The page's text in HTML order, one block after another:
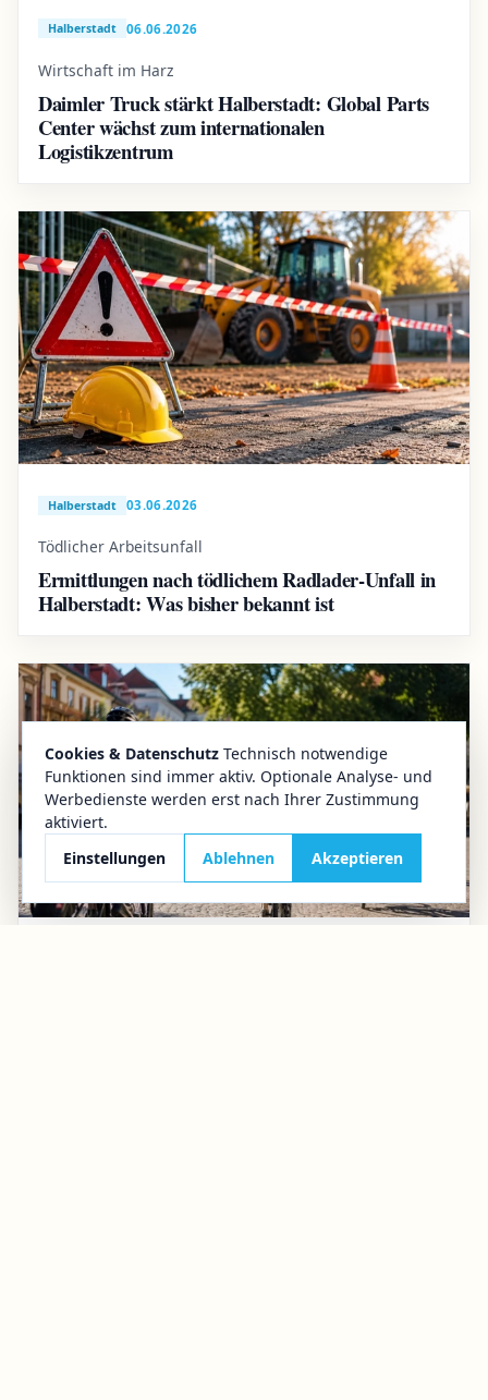
Cookies & Datenschutz Technisch notwendige
Funktionen sind immer aktiv. Optionale Analyse- und
Werbedienste werden erst nach Ihrer Zustimmung
aktiviert.
Einstellungen
Ablehnen Akzeptieren
Halberstadt 06.06.2026
Wirtschaft im Harz
Daimler Truck stärkt Halberstadt: Global Parts
Center wächst zum internationalen
Logistikzentrum
Halberstadt 03.06.2026
Tödlicher Arbeitsunfall
Ermittlungen nach tödlichem Radlader-Unfall in
Halberstadt: Was bisher bekannt ist